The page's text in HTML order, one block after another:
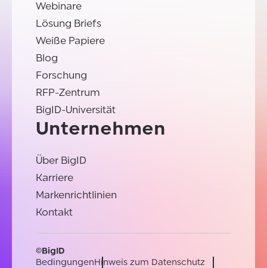
Webinare
Lösung Briefs
Weiße Papiere
Blog
Forschung
RFP-Zentrum
BigID-Universität
Unternehmen
Über BigID
Karriere
Markenrichtlinien
Kontakt
©BigID
BedingungenHinweis zum Datenschutz